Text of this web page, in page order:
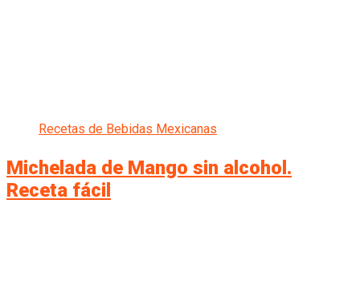
Recetas de Bebidas Mexicanas
Michelada de Mango sin alcohol.
Receta fácil